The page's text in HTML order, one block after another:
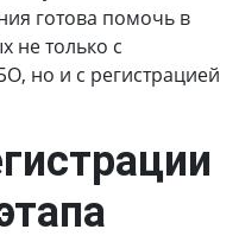
готова помочь в
не только с
но и с регистрацией